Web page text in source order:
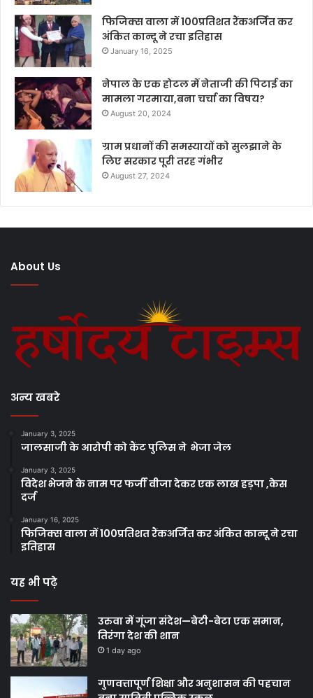
फिजिक्स वाला में 100प्रतिशत रैंकअर्जित कर
अंकित कान्दू ने रचा इतिहास
January 16, 2025
नेपाल के एक होटल में नेताजी की पिटाई का
मामला गरमाया,बना चर्चा का विषय?
August 20, 2024
ग्राम प्रधानों की समस्यायों को सुलझाने के
लिए सरकार पूरी तरह गंभीर
August 27, 2024
About Us
अन्य खबरे
January 3, 2025
जालसाजी के आरोपी को कैंट पुलिस ने भेजा जेल
January 3, 2025
विदेश भेजने के नाम पर फर्जी वीजा देकर एक लाख हड़पा ,केस
दर्ज
January 16, 2025
फिजिक्स वाला में 100प्रतिशत रैंकअर्जित कर अंकित कान्दू ने रचा
इतिहास
यह भी पढ़े
उरुवा में गूंजा संदेश—बेटी-बेटा एक समान,
तिरंगा देश की शान
1 day ago
गुणवत्तापूर्ण शिक्षा और अनुशासन की पहचान